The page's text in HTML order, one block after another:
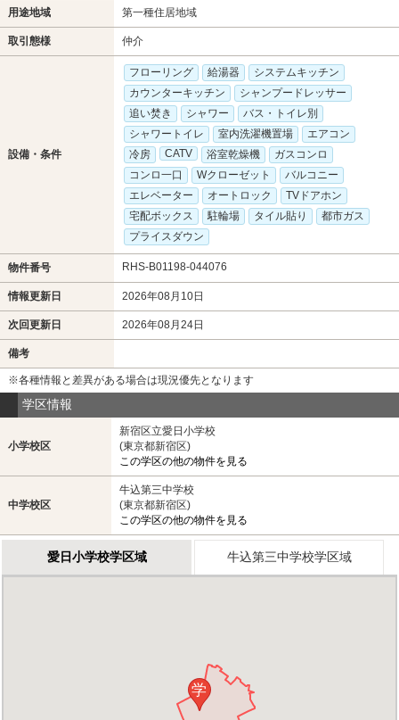
用途地域 第一種住居地域
取引態様 仲介
設備・条件
フローリング 給湯器
システムキッチン
カウンターキッチン
シャンプードレッサー
追い焚き
シャワー
バス・トイレ別
シャワートイレ
室内洗濯機置場
エアコン
冷房
CATV 浴室乾燥機
ガスコンロ
コンロ一口
Wクローゼット
バルコニー
エレベーター
オートロック
TVドアホン
宅配ボックス
駐輪場 タイル貼り
都市ガス
プライスダウン
物件番号 RHS-B01198-044076
情報更新日 2026年08月10日
次回更新日 2026年08月24日
備考
※各種情報と差異がある場合は現況優先となります
学区情報
小学校区
新宿区立愛日小学校
(東京都新宿区)
この学区の他の物件を見る
中学校区
牛込第三中学校
(東京都新宿区)
この学区の他の物件を見る
愛日小学校学区域 牛込第三中学校学区域
学